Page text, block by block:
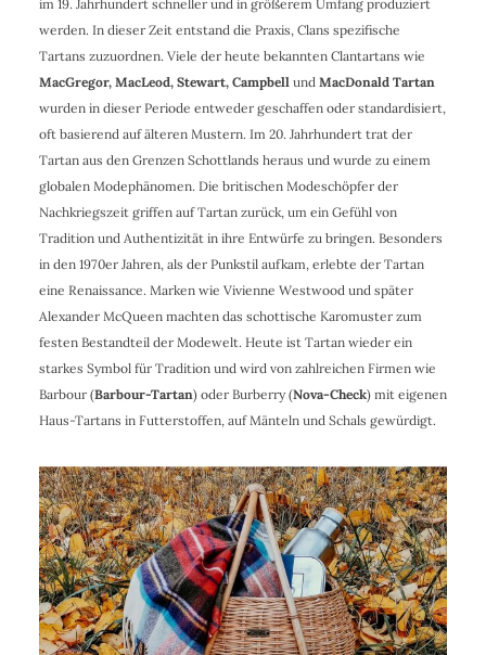
im 19. Jahrhundert schneller und in größerem Umfang produziert
werden. In dieser Zeit entstand die Praxis, Clans spezifische
Tartans zuzuordnen. Viele der heute bekannten Clantartans wie
MacGregor, MacLeod, Stewart, Campbell und MacDonald Tartan
wurden in dieser Periode entweder geschaffen oder standardisiert,
oft basierend auf älteren Mustern. Im 20. Jahrhundert trat der
Tartan aus den Grenzen Schottlands heraus und wurde zu einem
globalen Modephänomen. Die britischen Modeschöpfer der
Nachkriegszeit griffen auf Tartan zurück, um ein Gefühl von
Tradition und Authentizität in ihre Entwürfe zu bringen. Besonders
in den 1970er Jahren, als der Punkstil aufkam, erlebte der Tartan
eine Renaissance. Marken wie Vivienne Westwood und später
Alexander McQueen machten das schottische Karomuster zum
festen Bestandteil der Modewelt. Heute ist Tartan wieder ein
starkes Symbol für Tradition und wird von zahlreichen Firmen wie
Barbour (Barbour-Tartan) oder Burberry (Nova-Check) mit eigenen
Haus-Tartans in Futterstoffen, auf Mänteln und Schals gewürdigt.